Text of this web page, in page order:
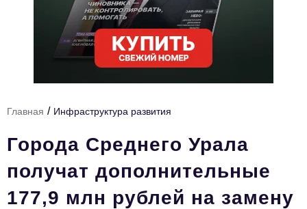
Тема номера
Инфраструктура развития
Технологии и тренды
Ниши и рынки
Цитаты
Главная / Инфраструктура развития
Города Среднего Урала
получат дополнительные
177,9 млн рублей на замену